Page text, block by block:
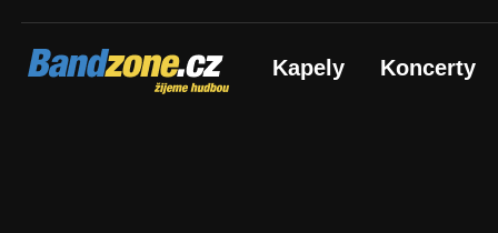
Bandzone.cz
žijeme hudbou Kapely Koncerty